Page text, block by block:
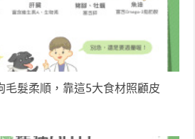
毛髮柔順，靠這5大食材照顧皮